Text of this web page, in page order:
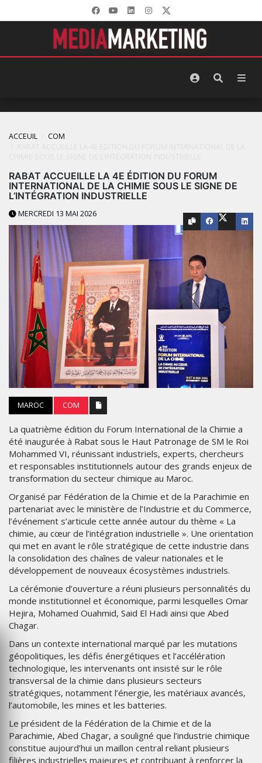
ACCEUIL
COM
RABAT ACCUEILLE LA 4E ÉDITION DU FORUM
INTERNATIONAL DE LA CHIMIE SOUS LE SIGNE DE
L’INTÉGRATION INDUSTRIELLE
MERCREDI 13 MAI 2026
MAROC COM
La quatrième édition du Forum International de la Chimie a
été inaugurée à Rabat sous le Haut Patronage de SM le Roi
Mohammed VI, réunissant industriels, experts, chercheurs
et responsables institutionnels autour des grands enjeux de
transformation du secteur chimique au Maroc.
Organisé par Fédération de la Chimie et de la Parachimie en
partenariat avec le ministère de l’Industrie et du Commerce,
l’événement s’articule cette année autour du thème « La
chimie, au cœur de l’intégration industrielle ». Une orientation
qui met en avant le rôle stratégique de cette industrie dans
la consolidation des chaînes de valeur nationales et le
développement de nouveaux écosystèmes industriels.
La cérémonie d’ouverture a réuni plusieurs personnalités du
monde institutionnel et économique, parmi lesquelles Omar
Hejira, Mohamed Ouahmid, Said El Hadi ainsi que Abed
Chagar.
Dans un contexte international marqué par les mutations
géopolitiques, les défis énergétiques et l’accélération
technologique, les intervenants ont insisté sur le rôle
transversal de la chimie dans plusieurs secteurs
stratégiques, notamment l’énergie, les matériaux avancés,
l’automobile, les mines et les batteries.
Le président de la Fédération de la Chimie et de la
Parachimie, Abed Chagar, a souligné que l’industrie chimique
constitue aujourd’hui un maillon central reliant plusieurs
filières industrielles majeures et contribuant à renforcer la